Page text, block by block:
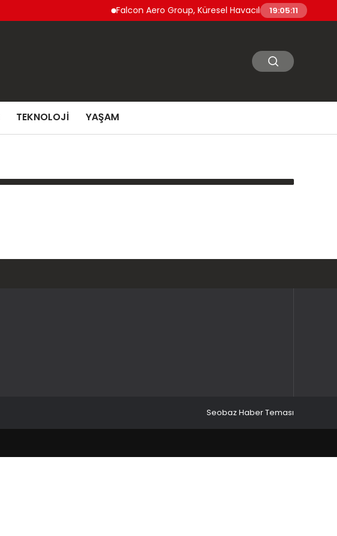
Falcon Aero Group, Küresel Havacılık Tedarik
19:05:11
TEKNOLOJI YAŞAM
Seobaz Haber Teması